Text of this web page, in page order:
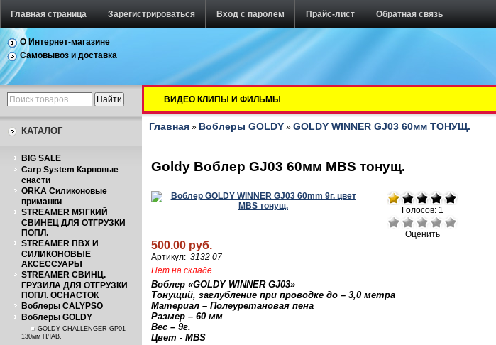
Главная страница Зарегистрироваться Вход с паролем Прайс-лист Обратная связь
О Интернет-магазине
Самовывоз и доставка
КАТАЛОГ
BIG SALE
Carp System Карповые
снасти
ORKA Силиконовые
приманки
STREAMER МЯГКИЙ
СВИНЕЦ ДЛЯ ОТГРУЗКИ
ПОПЛ.
STREAMER ПВХ И
СИЛИКОНОВЫЕ
АКСЕССУАРЫ
STREAMER СВИНЦ.
ГРУЗИЛА ДЛЯ ОТГРУЗКИ
ПОПЛ. ОСНАСТОК
Воблеры CALYPSO
Воблеры GOLDY
GOLDY CHALLENGER GP01
130мм ПЛАВ.
ВИДЕО КЛИПЫ И ФИЛЬМЫ
Главная » Воблеры GOLDY » GOLDY WINNER GJ03 60мм ТОНУЩ.
Goldy Воблер GJ03 60мм MBS тонущ.
Голосов: 1
Оценить
500.00 руб.
Артикул: 3132 07
Нет на складе
Воблер «GOLDYWINNERGJ03»
Тонущий, заглубление при проводке до – 3,0 метра
Материал – Полеуретановая пена
Размер – 60 мм
Вес – 9г.
Цвет - MBS